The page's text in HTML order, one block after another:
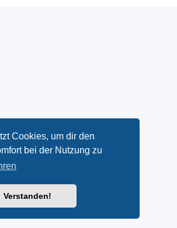
Cookies, um dir den
bei der Nutzung zu
Verstanden!